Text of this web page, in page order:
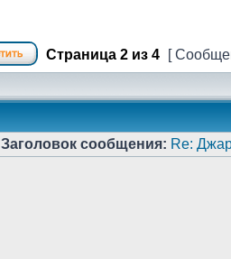
Страница 2 из 4 [
Заголовок сообщения: Re: